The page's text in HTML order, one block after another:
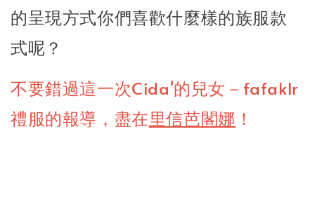
的呈現方式你們喜歡什麼樣的族服款
式呢？
不要錯過這一次Cida'的兒女－fafaklr
禮服的報導，盡在里信芭閣娜 ！